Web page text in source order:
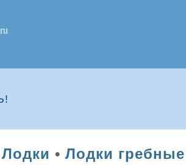
Лодки • Лодки гребные